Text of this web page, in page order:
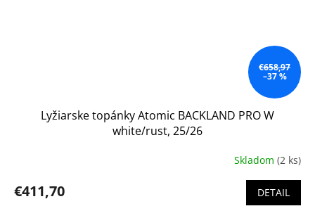
€658,97
–37 %
Lyžiarske topánky Atomic BACKLAND PRO W
white/rust, 25/26
Skladom (2 ks)
€411,70 DETAIL